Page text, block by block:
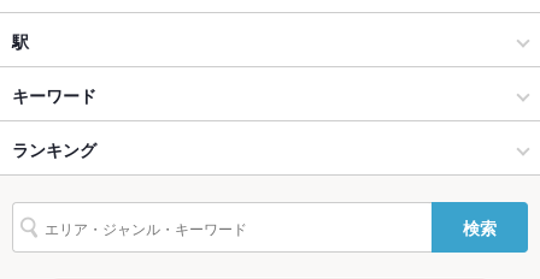
貸切 貸切可
Wi-Fi なし
バリアフリ
なし
カフェ
金沢(片町･香林坊･にし茶屋周辺) × カフェ・スイーツ
金沢(片町･香林坊･にし茶屋周辺) × カフェ
北鉄金沢駅 × カフェ・スイーツ
北鉄金沢駅 × カフェ
香林坊
香林坊 × カフェ・スイーツ
香林坊 × カフェ
石川
石川 × カフェ・スイーツ
駅
金沢駅
野町駅
北鉄金沢駅
キーワード
エビ料理
ランキング
石川のグルメランキング
石川のカフェ・スイーツランキング
検索